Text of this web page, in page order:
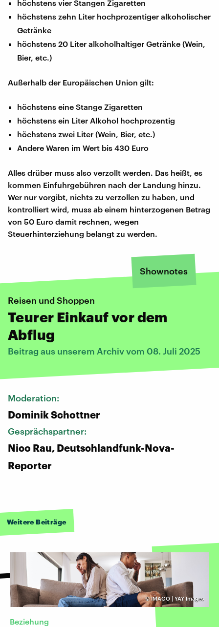
höchstens vier Stangen Zigaretten
höchstens zehn Liter hochprozentiger alkoholischer
Getränke
höchstens 20 Liter alkoholhaltiger Getränke (Wein,
Bier, etc.)
Außerhalb der Europäischen Union gilt:
höchstens eine Stange Zigaretten
höchstens ein Liter Alkohol hochprozentig
höchstens zwei Liter (Wein, Bier, etc.)
Andere Waren im Wert bis 430 Euro
Alles drüber muss also verzollt werden. Das heißt, es
kommen Einfuhrgebühren nach der Landung hinzu.
Wer nur vorgibt, nichts zu verzollen zu haben, und
kontrolliert wird, muss ab einem hinterzogenen Betrag
von 50 Euro damit rechnen, wegen
Steuerhinterziehung belangt zu werden.
Shownotes
Reisen und Shoppen
Teurer Einkauf vor dem
Abflug
Beitrag aus unserem Archiv vom 08. Juli 2025
Moderation:
Dominik Schottner
Gesprächspartner:
Nico Rau, Deutschlandfunk-Nova-
Reporter
Weitere Beiträge
©IMAGO | YAY Images
Beziehung